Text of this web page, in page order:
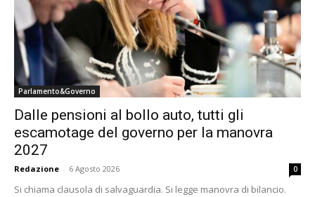
Parlamento&Governo
Dalle pensioni al bollo auto, tutti gli
escamotage del governo per la manovra
2027
Redazione - 6 Agosto 2026 0
Si chiama clausola di salvaguardia. Si legge manovra di bilancio.